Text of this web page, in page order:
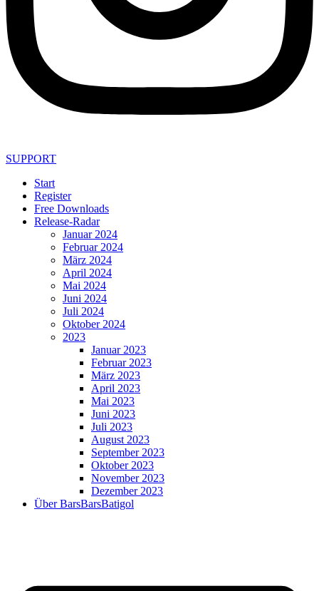
SUPPORT
Start
Register
Free Downloads
Release-Radar
Januar 2024
Februar 2024
März 2024
April 2024
Mai 2024
Juni 2024
Juli 2024
Oktober 2024
2023
Januar 2023
Februar 2023
März 2023
April 2023
Mai 2023
Juni 2023
Juli 2023
August 2023
September 2023
Oktober 2023
November 2023
Dezember 2023
Über BarsBarsBatigol